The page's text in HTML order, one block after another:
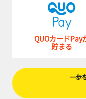
QUOカードPay
貯まる
一歩